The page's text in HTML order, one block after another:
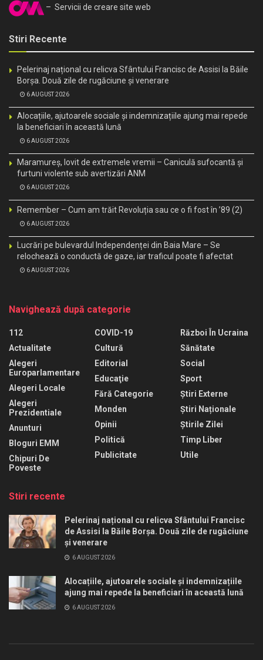
– Servicii de creare site web
Stiri Recente
Pelerinaj național cu relicva Sfântului Francisc de Assisi la Băile
Borșa. Două zile de rugăciune și venerare
6 AUGUST 2026
Alocațiile, ajutoarele sociale și indemnizațiile ajung mai repede
la beneficiari în această lună
6 AUGUST 2026
Maramureș, lovit de extremele vremii – Caniculă sufocantă și
furtuni violente sub avertizări ANM
6 AUGUST 2026
Remember – Cum am trăit Revoluția sau ce o fi fost în ’89 (2)
6 AUGUST 2026
Lucrări pe bulevardul Independenței din Baia Mare – Se
relochează o conductă de gaze, iar traficul poate fi afectat
6 AUGUST 2026
Navighează după categorie
112
Actualitate
Alegeri
Europarlamentare
Alegeri Locale
Alegeri
Prezidentiale
Anunturi
Bloguri EMM
Chipuri De
Poveste
COVID-19
Cultură
Editorial
Educaţie
Fără Categorie
Monden
Opinii
Politică
Publicitate
Război În Ucraina
Sănătate
Social
Sport
Știri Externe
Știri Naționale
Știrile Zilei
Timp Liber
Utile
Stiri recente
Pelerinaj național cu relicva Sfântului Francisc
de Assisi la Băile Borșa. Două zile de rugăciune
și venerare
6 AUGUST 2026
Alocațiile, ajutoarele sociale și indemnizațiile
ajung mai repede la beneficiari în această lună
6 AUGUST 2026